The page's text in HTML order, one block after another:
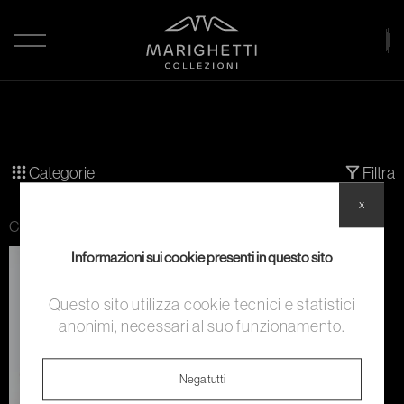
Categorie Filtra
Categoria:
Informazioni sui cookie presenti in questo sito
Questo sito utilizza cookie tecnici e statistici
anonimi, necessari al suo funzionamento.
Nega tutti
x